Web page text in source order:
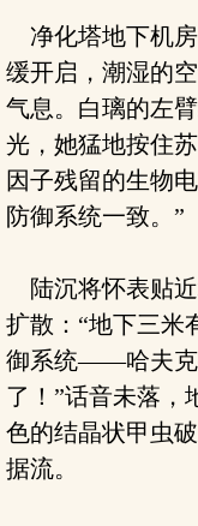
净化塔地下机
缓开启，潮湿的
气息。白璃的左
光，她猛地按住
因子残留的生物
防御系统一致。”
陆沉将怀表贴
扩散：“地下三米
御系统——哈夫克
了！”话音未落，
色的结晶状甲虫
据流。